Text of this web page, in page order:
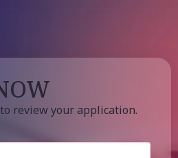
review your application.